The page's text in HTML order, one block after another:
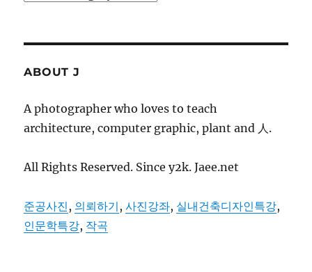
ABOUT J
A photographer who loves to teach
architecture, computer graphic, plant and 人.
All Rights Reserved. Since y2k. Jaee.net
준공사진 , 의뢰하기 ,사진강좌, 실내건축디자인특강,
인문학특강, 작곡